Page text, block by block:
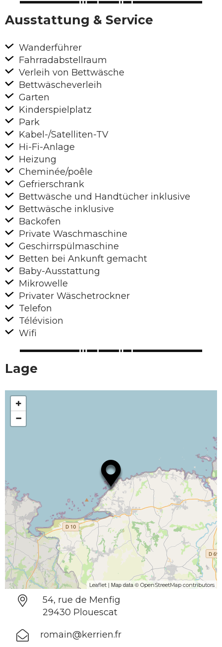
Ausstattung & Service
Wanderführer
Fahrradabstellraum
Verleih von Bettwäsche
Bettwäscheverleih
Garten
Kinderspielplatz
Park
Kabel-/Satelliten-TV
Hi-Fi-Anlage
Heizung
Cheminée/poêle
Gefrierschrank
Bettwäsche und Handtücher inklusive
Bettwäsche inklusive
Backofen
Private Waschmaschine
Geschirrspülmaschine
Betten bei Ankunft gemacht
Baby-Ausstattung
Mikrowelle
Privater Wäschetrockner
Telefon
Télévision
Wifi
Lage
+
−
Leaflet | Map data © OpenStreetMap contributors
54, rue de Menfig
29430 Plouescat
romain@kerrien.fr